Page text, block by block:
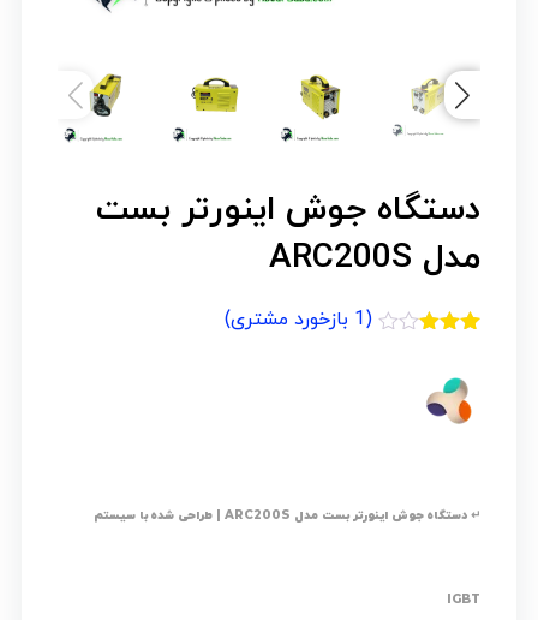
دستگاه جوش اینورتر بست
مدل ARC200S
5 در
امتیازدهی
مشتری
(
1 بازخورد مشتری)
↵ دستگاه جوش اینورتر بست مدل ARC200S | طراحی شده با سیستم
IGBT